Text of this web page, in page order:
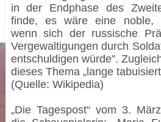
in der Endphase des
finde, es wäre eine noble,
wenn sich der russische
Vergewaltigungen durch
entschuldigen würde”.
dieses Thema „lange
(Quelle: Wikipedia)
„Die Tagespost“ vom 3.